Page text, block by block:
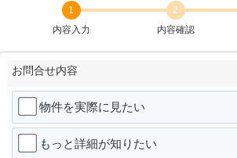
1
内容入力
2
内容確認
お問合せ内容
物件を実際に見たい
もっと詳細が知りたい